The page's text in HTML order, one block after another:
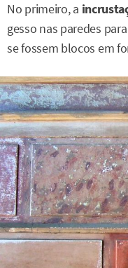
No primeiro, a
gesso nas paredes
se fossem blocos em